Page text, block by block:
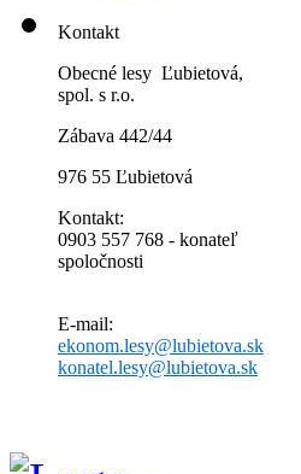
Kontakt
Obecné lesy Ľubietová,
spol. s r.o.
Zábava 442/44
976 55 Ľubietová
Kontakt:
0903 557 768 - konateľ
spoločnosti
E-mail:
ekonom.lesy@lubietova.sk
konatel.lesy@lubietova.sk